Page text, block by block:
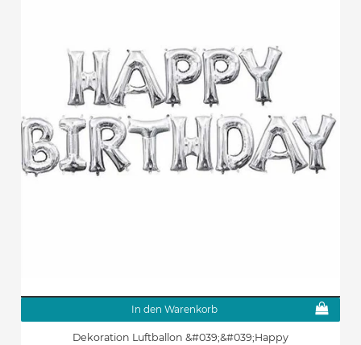
In den Warenkorb
Dekoration Luftballon &#039;&#039;Happy